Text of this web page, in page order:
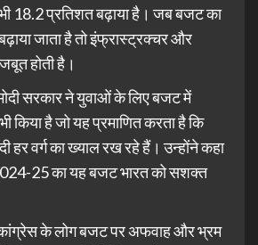
18.2 प्रतिशत बढ़ाया है। जब बजट का
जाता है तो इंफ्रास्ट्रक्चर और
होती है।
सरकार ने युवाओं के लिए बजट में
किया है जो यह प्रमाणित करता है कि
हर वर्ग का ख्याल रख रहे हैं। उन्होंने कहा
25 का यह बजट भारत को सशक्त
कांग्रेस के लोग बजट पर अफवाह और भ्रम